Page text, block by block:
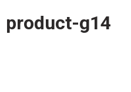
product-g14